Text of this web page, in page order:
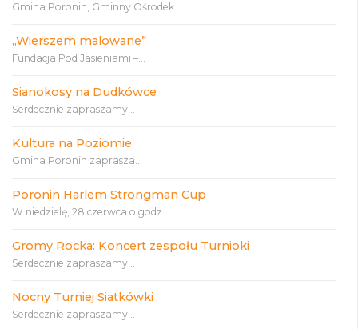
Gmina Poronin, Gminny Ośrodek...
„Wierszem malowane”
Fundacja Pod Jasieniami –...
Sianokosy na Dudkówce
Serdecznie zapraszamy...
Kultura na Poziomie
Gmina Poronin zaprasza...
Poronin Harlem Strongman Cup
W niedzielę, 28 czerwca o godz....
Gromy Rocka: Koncert zespołu Turnioki
Serdecznie zapraszamy...
Nocny Turniej Siatkówki
Serdecznie zapraszamy...